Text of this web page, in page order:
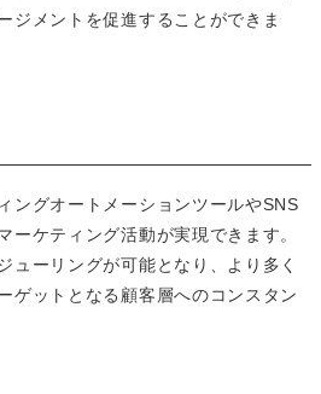
ジメントを促進することができま
ングオートメーションツールやSNS
ケティング活動が実現できます。
ューリングが可能となり、より多く
ゲットとなる顧客層へのコンスタン